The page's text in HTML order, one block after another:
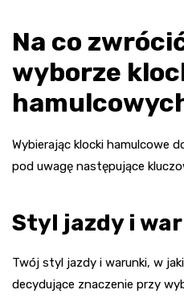
Na co
wyborze
Wybierając klocki hamulcowe
pod uwagę następujące
Styl jazdy i
Twój styl jazdy i warunki, w
decydujące znaczenie przy